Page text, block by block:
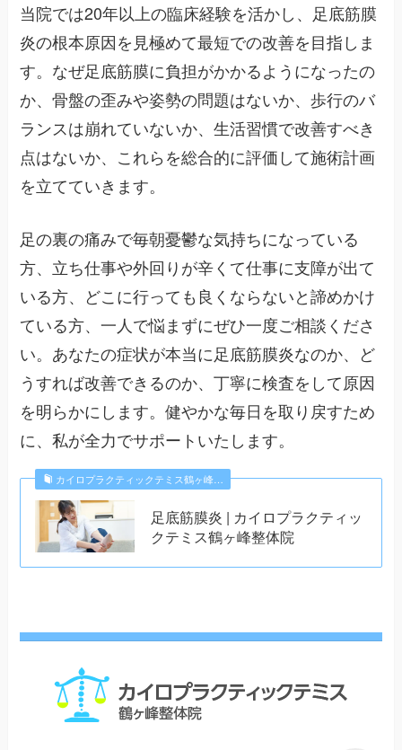
当院では20年以上の臨床経験を活かし、足底筋膜
炎の根本原因を見極めて最短での改善を目指しま
す。なぜ足底筋膜に負担がかかるようになったの
か、骨盤の歪みや姿勢の問題はないか、歩行のバ
ランスは崩れていないか、生活習慣で改善すべき
点はないか、これらを総合的に評価して施術計画
を立てていきます。
足の裏の痛みで毎朝憂鬱な気持ちになっている
方、立ち仕事や外回りが辛くて仕事に支障が出て
いる方、どこに行っても良くならないと諦めかけ
ている方、一人で悩まずにぜひ一度ご相談くださ
い。あなたの症状が本当に足底筋膜炎なのか、ど
うすれば改善できるのか、丁寧に検査をして原因
を明らかにします。健やかな毎日を取り戻すため
に、私が全力でサポートいたします。
カイロプラクティックテミス鶴ヶ峰…
足底筋膜炎 | カイロプラクティッ
クテミス鶴ヶ峰整体院